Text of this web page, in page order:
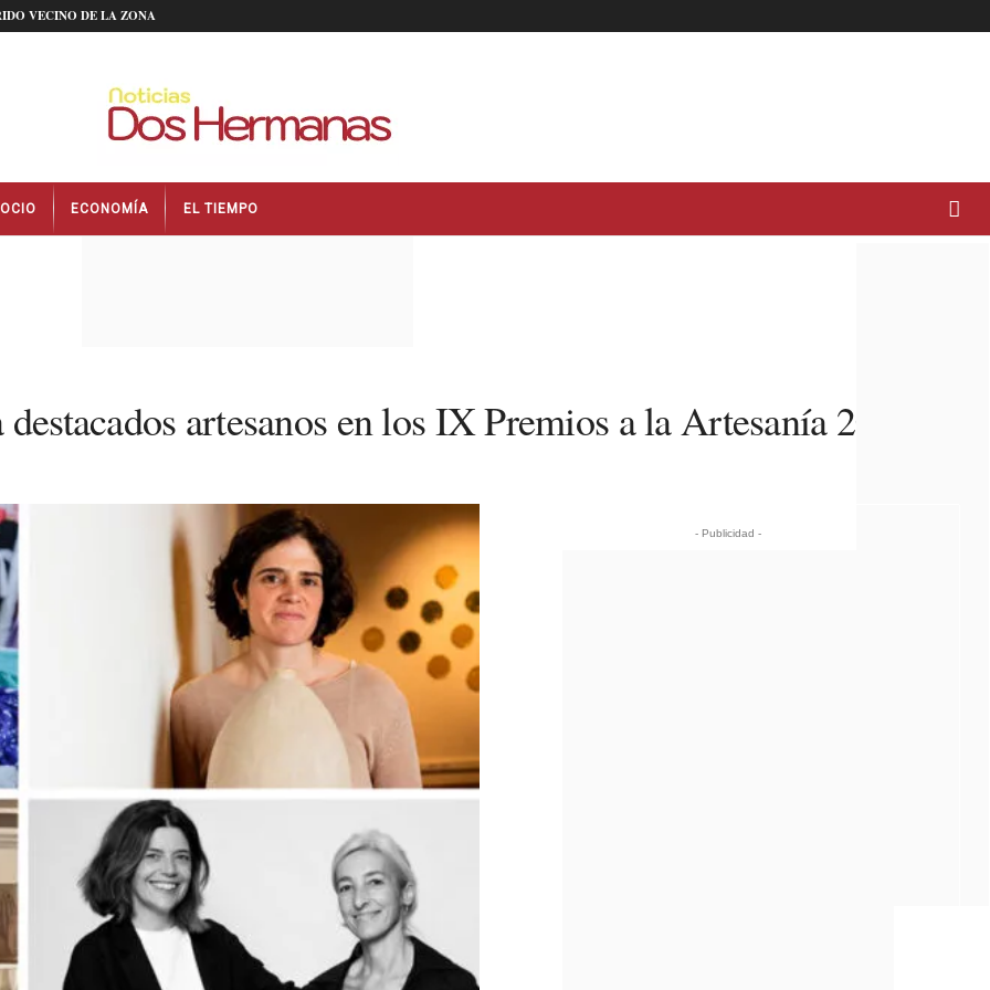
VECINO DE LA ZONA
OCIO ECONOMÍA EL TIEMPO
artesanos en los IX Premios a la Artesanía 2026
- Publicidad -